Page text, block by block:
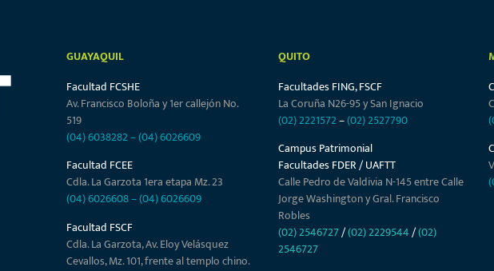
GUAYAQUIL
Facultad FCSHE
Av. Francisco Boloña y 1er callejón No.
519
(04) 6038282–(04) 6026609
Facultad FCEE
Cdla. La Garzota 1era etapa Mz. 23
(04) 6026608–(04) 6026609
Facultad FSCF
Cdla. La Garzota, Av. Eloy Velásquez
Cevallos, Mz. 101, frente al templo chino.
QUITO
Facultades FING, FSCF
La Coruña N26-95 y San Ignacio
(02) 2221572–(02) 2527790
Campus Patrimonial
Facultades FDER / UAFTT
Calle Pedro de Valdivia N-145 entre Calle
Jorge Washington y Gral. Francisco
Robles
(02) 2546727/(02) 2229544/(02)
2546727